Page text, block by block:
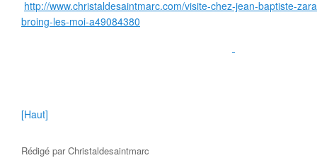
http://www.christaldesaintmarc.com/visite-chez-jean-baptiste-
broing-les-moi-a49084380
[Haut]
Rédigé parChristaldesaintmarc